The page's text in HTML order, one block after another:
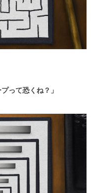
って恐くね？」